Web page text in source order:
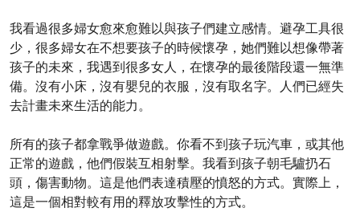
我看過很多婦女愈來愈難以與孩子們建立感情。避孕工具很
少，很多婦女在不想要孩子的時候懷孕，她們難以想像帶著
孩子的未來，我遇到很多女人，在懷孕的最後階段還一無準
備。沒有小床，沒有嬰兒的衣服，沒有取名字。人們已經失
去計畫未來生活的能力。
所有的孩子都拿戰爭做遊戲。你看不到孩子玩汽車，或其他
正常的遊戲，他們假裝互相射擊。我看到孩子朝毛驢扔石
頭，傷害動物。這是他們表達積壓的憤怒的方式。實際上，
這是一個相對較有用的釋放攻擊性的方式。